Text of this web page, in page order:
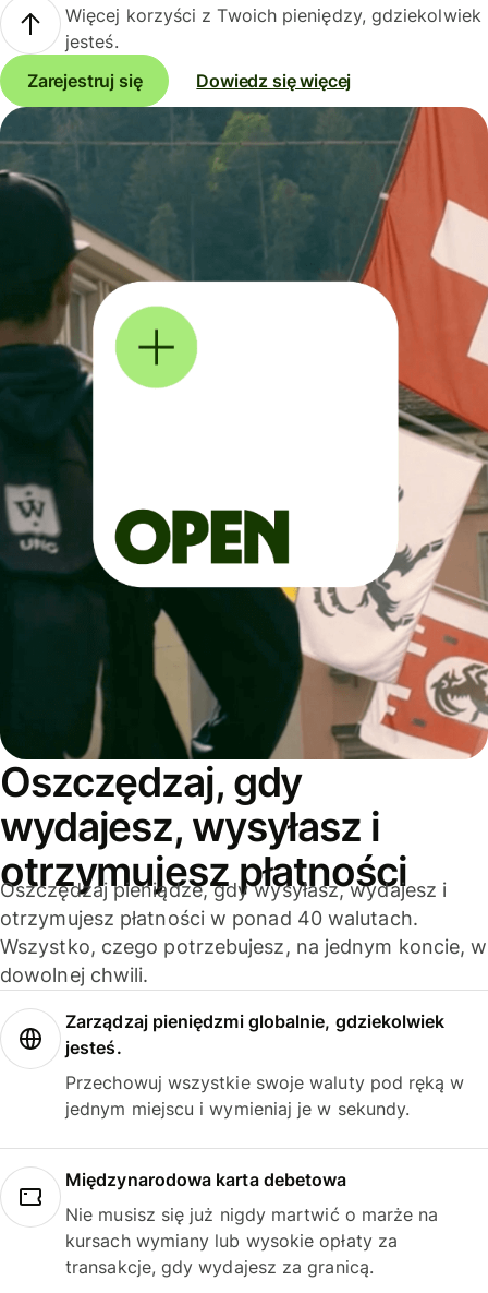
Więcej korzyści z Twoich pieniędzy, gdziekolwiek
jesteś.
Zarejestruj się
Dowiedz się więcej
Oszczędzaj, gdy
wydajesz, wysyłasz i
otrzymujesz płatności
Oszczędzaj pieniądze, gdy wysyłasz, wydajesz i
otrzymujesz płatności w ponad 40 walutach.
Wszystko, czego potrzebujesz, na jednym koncie, w
dowolnej chwili.
Zarządzaj pieniędzmi globalnie, gdziekolwiek
jesteś.
Przechowuj wszystkie swoje waluty pod ręką w
jednym miejscu i wymieniaj je w sekundy.
Międzynarodowa karta debetowa
Nie musisz się już nigdy martwić o marże na
kursach wymiany lub wysokie opłaty za
transakcje, gdy wydajesz za granicą.